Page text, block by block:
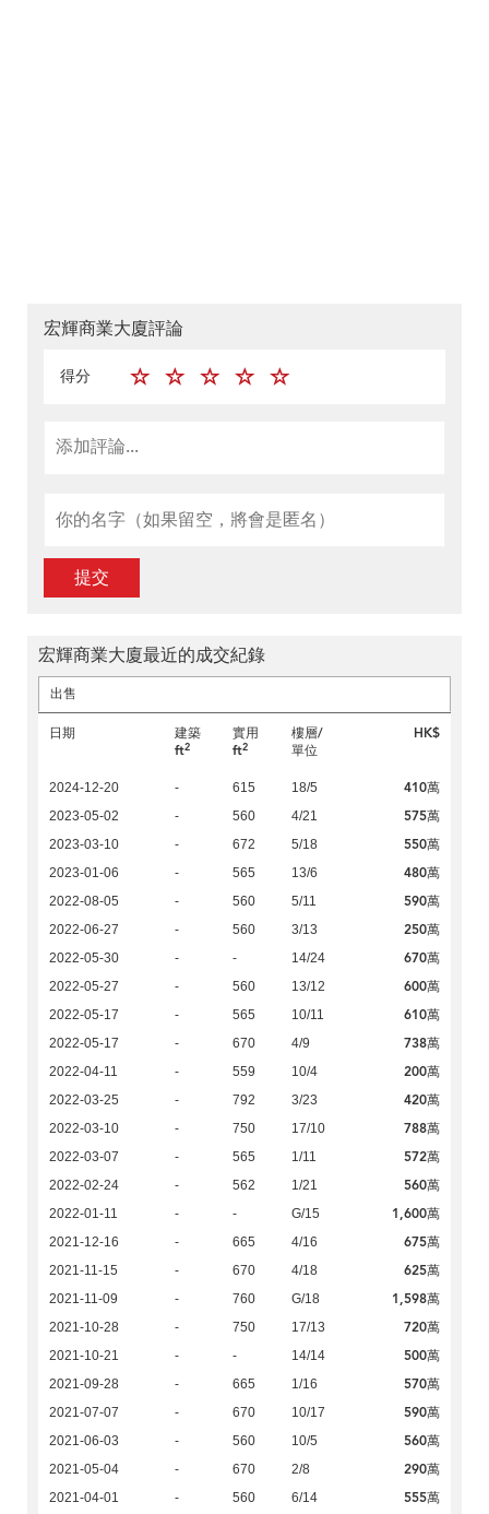
宏輝商業大廈評論
得分
提交
宏輝商業大廈最近的成交紀錄
出售
日期
建築
ft2
實用
ft2
樓層/
單位
HK$
2024-12-20 - 615 18/5 410萬
2023-05-02 - 560 4/21 575萬
2023-03-10 - 672 5/18 550萬
2023-01-06 - 565 13/6 480萬
2022-08-05 - 560 5/11 590萬
2022-06-27 - 560 3/13 250萬
2022-05-30 - - 14/24 670萬
2022-05-27 - 560 13/12 600萬
2022-05-17 - 565 10/11 610萬
2022-05-17 - 670 4/9 738萬
2022-04-11 - 559 10/4 200萬
2022-03-25 - 792 3/23 420萬
2022-03-10 - 750 17/10 788萬
2022-03-07 - 565 1/11 572萬
2022-02-24 - 562 1/21 560萬
2022-01-11 - - G/15 1,600萬
2021-12-16 - 665 4/16 675萬
2021-11-15 - 670 4/18 625萬
2021-11-09 - 760 G/18 1,598萬
2021-10-28 - 750 17/13 720萬
2021-10-21 - - 14/14 500萬
2021-09-28 - 665 1/16 570萬
2021-07-07 - 670 10/17 590萬
2021-06-03 - 560 10/5 560萬
2021-05-04 - 670 2/8 290萬
2021-04-01 - 560 6/14 555萬